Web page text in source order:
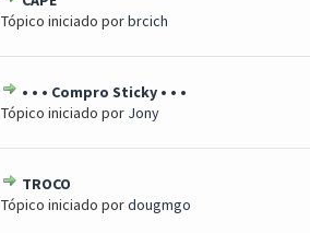
Tópico iniciado porbrcich
• • • Compro Sticky • • •
Tópico iniciado por Jony
1 Voto(s) - 5 de 5 em média
TROCO
Tópico iniciado pordougmgo